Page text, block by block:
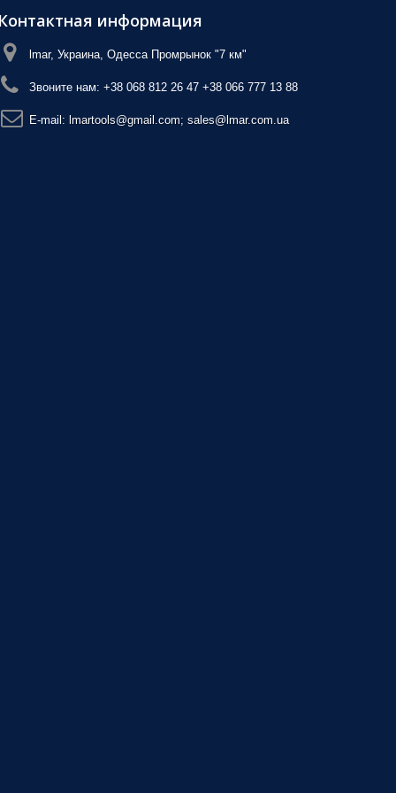
информация
lmar, Украина, Одесса Промрынок "7 км"
Звоните нам: +38 068 812 26 47 +38 066 777 13 88
E-mail: lmartools@gmail.com; sales@lmar.com.ua